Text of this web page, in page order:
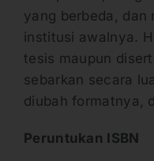
yang berbeda, dan
institusi awalnya.
tesis maupun
sebarkan secara
diubah formatnya,
Peruntukan ISBN